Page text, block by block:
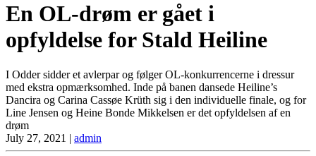
En OL-drøm er gået i
opfyldelse for Stald Heiline
I Odder sidder et avlerpar og følger OL-konkurrencerne i dressur
med ekstra opmærksomhed. Inde på banen dansede Heiline’s
Dancira og Carina Cassøe Krüth sig i den individuelle finale, og for
Line Jensen og Heine Bonde Mikkelsen er det opfyldelsen af en
drøm
July 27, 2021 | admin